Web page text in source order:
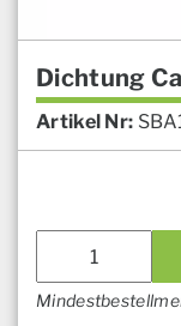
Dichtung
Artikel Nr: